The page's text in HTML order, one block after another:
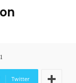
Twitter